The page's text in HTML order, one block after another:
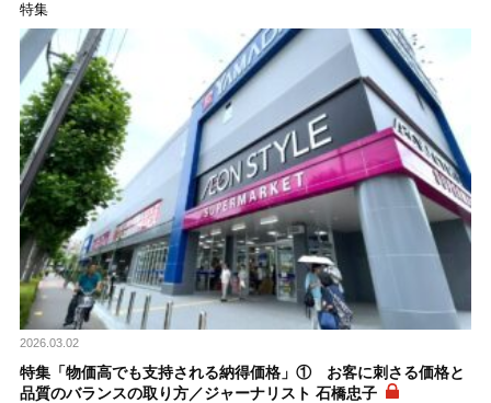
特集
2026.03.02
特集「物価高でも支持される納得価格」① お客に刺さる価格と
品質のバランスの取り方／ジャーナリスト 石橋忠子